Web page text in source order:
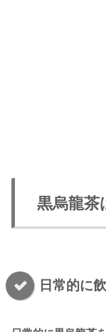
黒烏龍茶
日常的に